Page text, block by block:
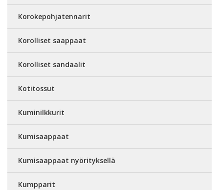
Korokepohjatennarit
Korolliset saappaat
Korolliset sandaalit
Kotitossut
Kuminilkkurit
Kumisaappaat
Kumisaappaat nyörityksellä
Kumpparit